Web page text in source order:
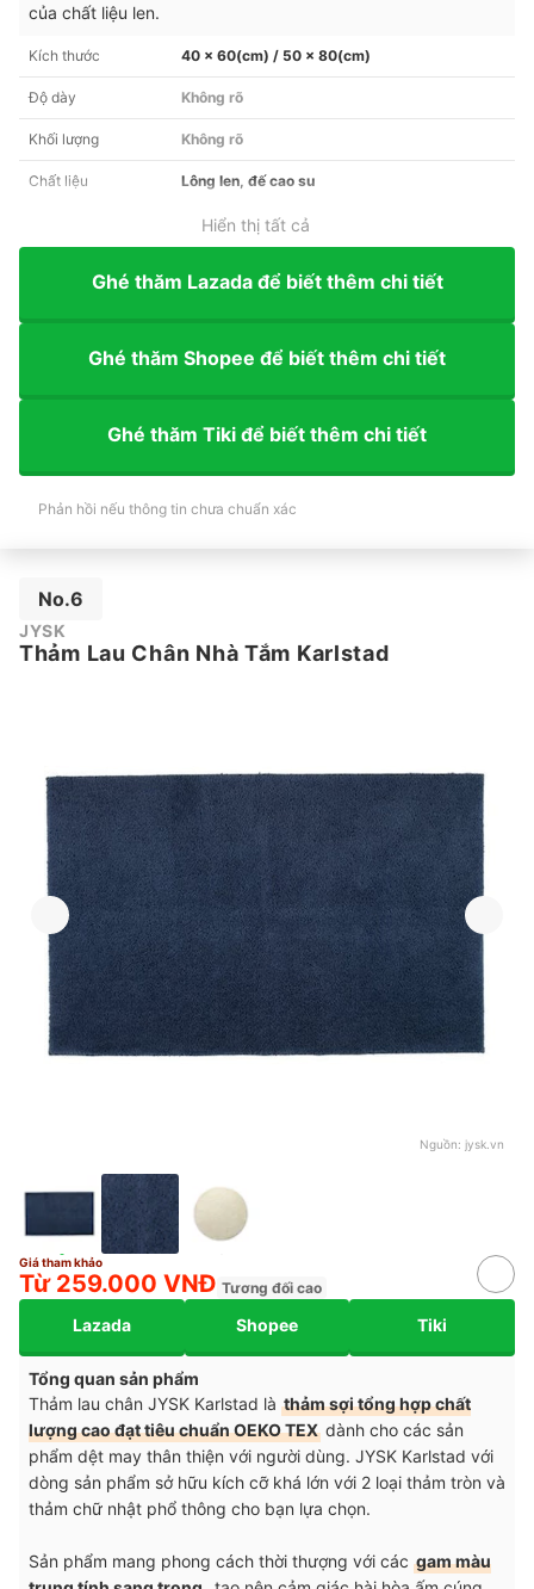
của chất liệu len.
Kích thước 40 x 60(cm) / 50 x 80(cm)
Độ dày Không rõ
Khối lượng Không rõ
Chất liệu Lông len, đế cao su
Hiển thị tất cả
Ghé thăm Lazada để biết thêm chi tiết
Ghé thăm Shopee để biết thêm chi tiết
Ghé thăm Tiki để biết thêm chi tiết
Phản hồi nếu thông tin chưa chuẩn xác
No.6
JYSK
Thảm Lau Chân Nhà Tắm Karlstad
Nguồn: jysk.vn
Giá tham khảo
Từ 259.000 VNĐ Tương đối cao
Lazada Shopee Tiki
Tổng quan sản phẩm
Thảm lau chân JYSK Karlstad là thảm sợi tổng hợp chất
lượng cao đạt tiêu chuẩn OEKO TEX dành cho các sản
phẩm dệt may thân thiện với người dùng. JYSK Karlstad với
dòng sản phẩm sở hữu kích cỡ khá lớn với 2 loại thảm tròn và
thảm chữ nhật phổ thông cho bạn lựa chọn.
Sản phẩm mang phong cách thời thượng với các gam màu